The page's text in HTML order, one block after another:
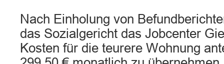
Nach Einholung von
das Sozialgericht das Jobcenter
Kosten für die teurere Wohnung